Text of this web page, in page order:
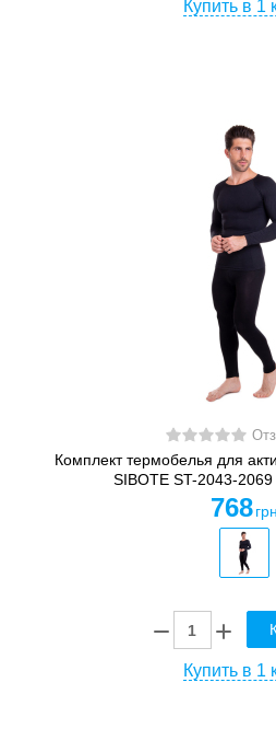
Купить в 1
Комплект термобелья для
SIBOTE ST-2043-
768 грн
Купить в 1